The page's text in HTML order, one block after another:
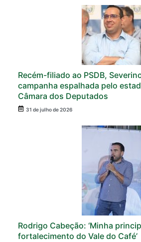
Recém-filiado ao PSDB,
campanha espalhada pelo
Câmara dos Deputados
31 de julho de 2026
Rodrigo Cabeção: ‘Minha
fortalecimento do Vale do Café’